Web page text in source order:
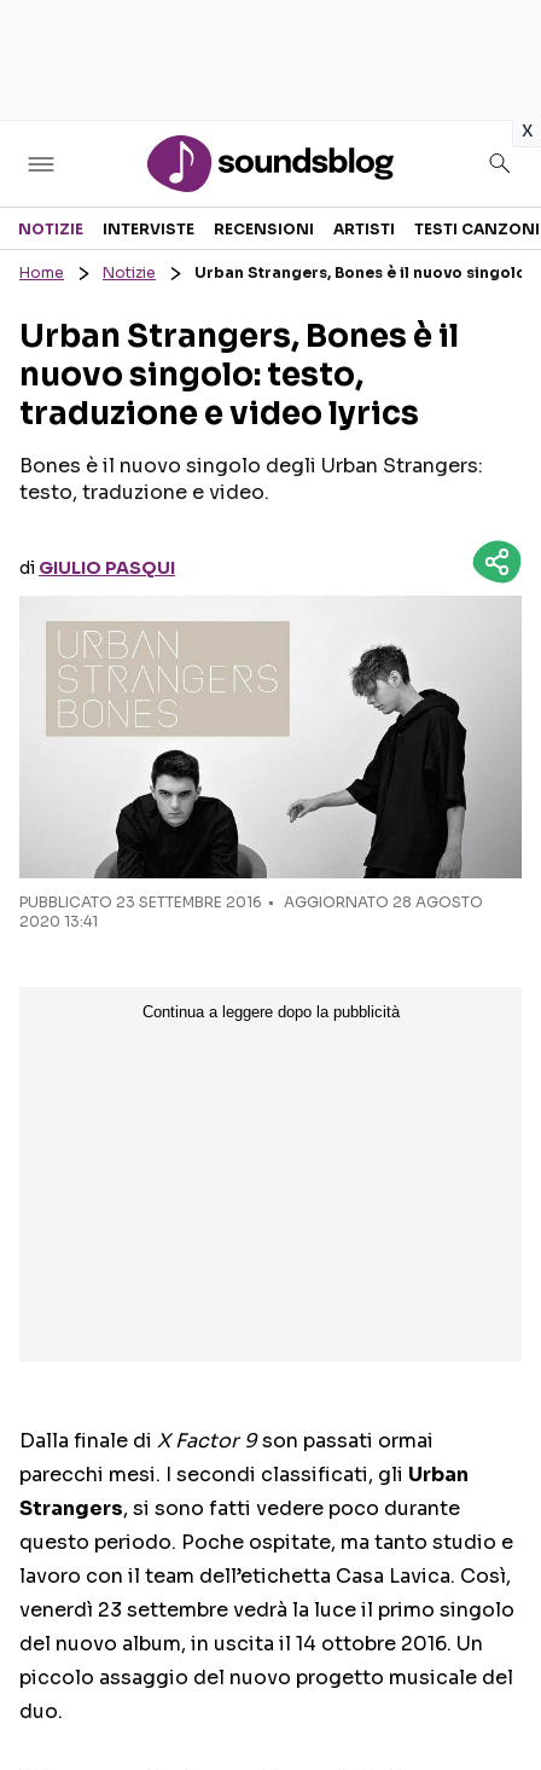
x
Sezioni
RECENSIONI MUSICALI
INTERVISTE
GOSSIP E CURIOSITÀ
TESTI CANZONI
TOUR ED EVENTI
TALENT SHOW
NOTIZIE INTERVISTE RECENSIONI ARTISTI TESTI CANZONI
Home Notizie Urban Strangers, Bones è il nuovo
Urban Strangers, Bones è il
nuovo singolo: testo,
traduzione e video lyrics
Bones è il nuovo singolo degli Urban Strangers:
testo, traduzione e video.
di GIULIO PASQUI
PUBBLICATO 23 SETTEMBRE 2016
AGGIORNATO 28 AGOSTO
2020 13:41
Dalla finale di X Factor 9son passati ormai
parecchi mesi. I secondi classificati, gli Urban
Strangers, si sono fatti vedere poco durante
questo periodo. Poche ospitate, ma tanto studio e
lavoro con il team dell’etichetta Casa Lavica. Così,
venerdì 23 settembre vedrà la luce il primo singolo
del nuovo album, in uscita il 14 ottobre 2016. Un
piccolo assaggio del nuovo progetto musicale del
duo.